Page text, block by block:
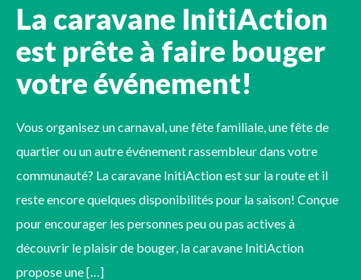
La caravane InitiAction
est prête à faire bouger
votre événement!
Vous organisez un carnaval, une fête familiale, une fête de
quartier ou un autre événement rassembleur dans votre
communauté? La caravane InitiAction est sur la route et il
reste encore quelques disponibilités pour la saison! Conçue
pour encourager les personnes peu ou pas actives à
découvrir le plaisir de bouger, la caravane InitiAction
propose une […]